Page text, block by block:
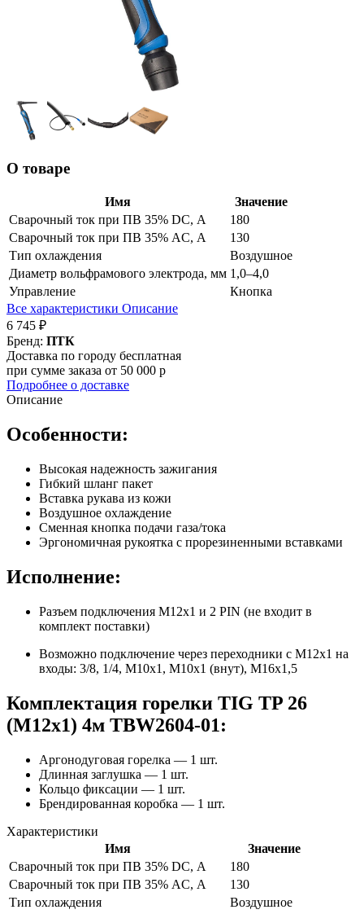
О товаре
Имя
Значение
Сварочный ток при ПВ 35% DC, А
180
Сварочный ток при ПВ 35% AC, А
130
Тип охлаждения
Воздушное
Диаметр вольфрамового электрода, мм 1,0–4,0
Управление
Кнопка
Все характеристики Описание
6 745 ₽
Бренд: ПТК
Доставка по городу бесплатная
при сумме заказа от 50 000 р
Подробнее о доставке
Описание
Особенности:
Высокая надежность зажигания
Гибкий шланг пакет
Вставка рукава из кожи
Воздушное охлаждение
Сменная кнопка подачи газа/тока
Эргономичная рукоятка с прорезиненными вставками
Исполнение:
Разъем подключения M12х1 и 2 PIN (не входит в
комплект поставки)
Возможно подключение через переходники с М12х1 на
входы: 3/8, 1/4, М10х1, М10х1 (внут), М16х1,5
Комплектация горелки TIG TP 26
(М12х1) 4м TBW2604-01:
Аргонодуговая горелка — 1 шт.
Длинная заглушка — 1 шт.
Кольцо фиксации — 1 шт.
Брендированная коробка — 1 шт.
Характеристики
Имя
Значение
Сварочный ток при ПВ 35% DC, А
180
Сварочный ток при ПВ 35% AC, А
130
Тип охлаждения
Воздушное